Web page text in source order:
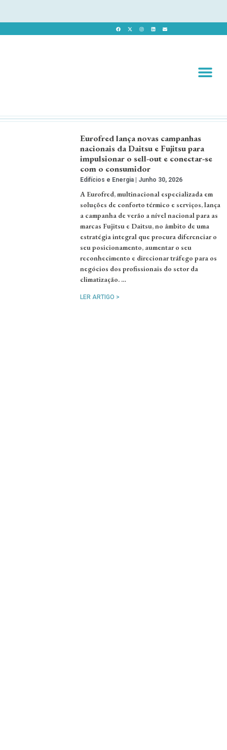
Eurofred lança novas campanhas
nacionais da Daitsu e Fujitsu para
impulsionar o sell-out e conectar-se
com o consumidor
Edifícios e Energia Junho 30, 2026
A Eurofred, multinacional especializada em
soluções de conforto térmico e serviços, lança
a campanha de verão a nível nacional para as
marcas Fujitsu e Daitsu, no âmbito de uma
estratégia integral que procura diferenciar o
seu posicionamento, aumentar o seu
reconhecimento e direcionar tráfego para os
negócios dos profissionais do setor da
climatização. …
LER ARTIGO >